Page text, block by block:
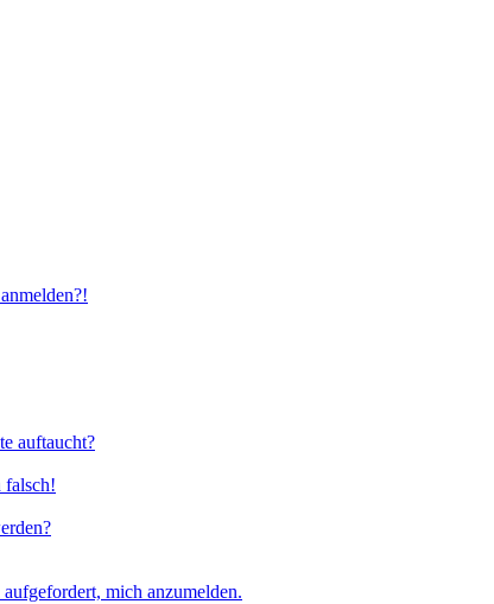
auftaucht?
falsch!
mich anzumelden.